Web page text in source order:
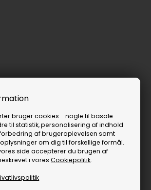
bruger cookies - nogle til basale
til statistik, personalisering af indhold
af brugeroplevelsen samt
om dig til forskellige formål.
side accepterer du brugen af
i voresCookiepolitik.